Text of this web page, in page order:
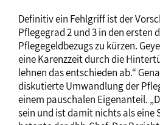
Definitiv ein Fehlgriff ist der
Pflegegrad 2 und 3 in den ersten
Pflegegeldbezugs zu kürzen.
eine Karenzzeit durch die
lehnen das entschieden ab.“
diskutierte Umwandlung der
einem pauschalen Eigenanteil.
sein und ist damit nichts als eine